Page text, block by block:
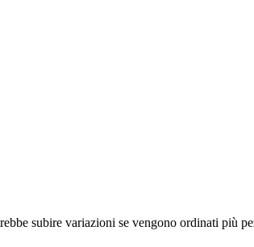
subire variazioni se vengono ordinati più